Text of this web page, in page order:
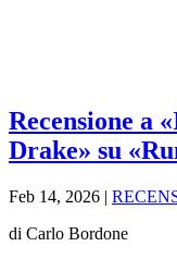
Recensione a
Drake» su
Feb 14, 2026 |
di Carlo Bordone